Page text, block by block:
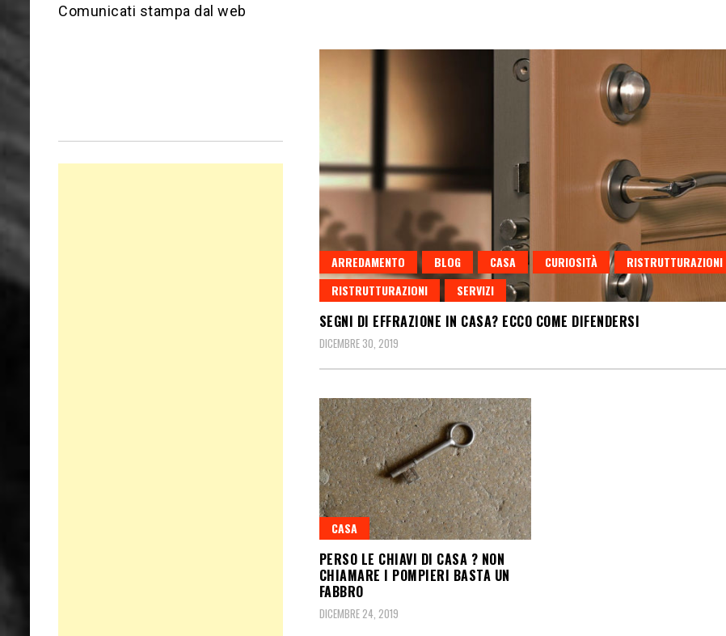
Comunicati stampa dal web
ARREDAMENTO BLOG CASA CURIOSITÀ
RISTRUTTURAZIONI
RISTRUTTURAZIONI
SERVIZI
SEGNI DI EFFRAZIONE IN CASA? ECCO COME DIFENDERSI
DICEMBRE 30, 2019
CASA
PERSO LE CHIAVI DI CASA ? NON
CHIAMARE I POMPIERI BASTA UN
FABBRO
DICEMBRE 24, 2019